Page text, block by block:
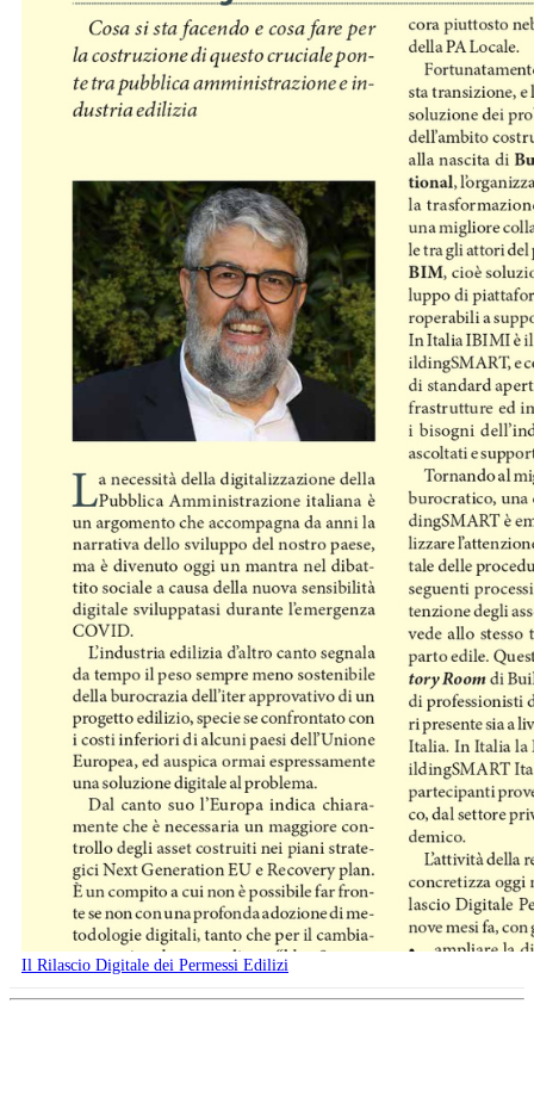
Il Rilascio Digitale dei Permessi Edilizi